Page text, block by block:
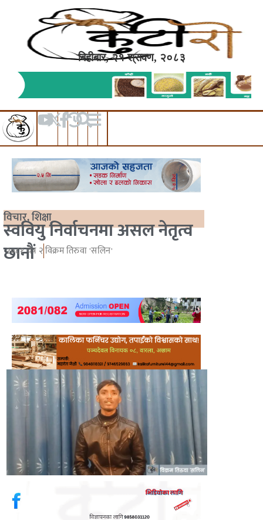
बिहीबार, २१ श्रावण, २०८३
विचार,शिक्षा
स्ववियु निर्वाचनमा असल नेतृत्व
छानौं
२०८१ चैत्र २विक्रम तिरुवा 'सलिन'